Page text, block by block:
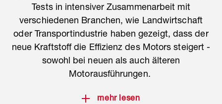
Tests in intensiver Zusammenarbeit mit
verschiedenen Branchen, wie Landwirtschaft
oder Transportindustrie haben gezeigt, dass der
neue Kraftstoff die Effizienz des Motors steigert -
sowohl bei neuen als auch älteren
Motorausführungen.
mehr lesen